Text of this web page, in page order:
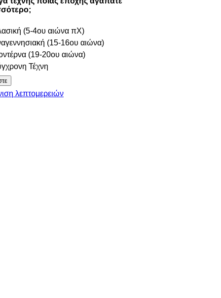
(5-4ου αιώνα πΧ)
(15-16ου αιώνα)
(19-20ου αιώνα)
Τέχνη
λεπτομερειών